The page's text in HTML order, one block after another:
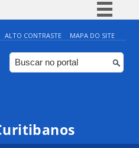
Simplifique!
Comunica BR
Participe
Canais
ALTO CONTRASTE MAPA DO SITE